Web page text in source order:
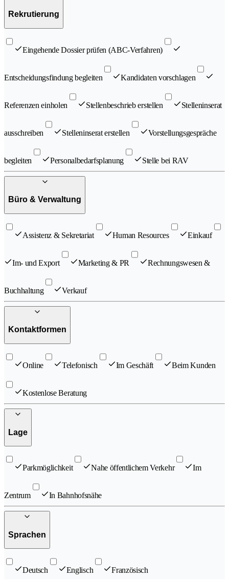
Rekrutierung
Eingehende Dossier prüfen (ABC-Verfahren)
Entscheidungsfindung begleiten Kandidaten vorschlagen
Referenzen einholen Stellenbeschrieb erstellen Stelleninserat
ausschreiben Stelleninserat erstellen Vorstellungsgespräche
begleiten Personalbedarfsplanung Stelle bei RAV
Büro & Verwaltung
Assistenz & Sekretariat Human Resources Einkauf
Im- und Export Marketing & PR Rechnungswesen &
Buchhaltung Verkauf
Kontaktformen
Online Telefonisch Im Geschäft Beim Kunden
Kostenlose Beratung
Lage
Parkmöglichkeit Nahe öffentlichem Verkehr Im
Zentrum In Bahnhofsnähe
Sprachen
Deutsch Englisch Französisch